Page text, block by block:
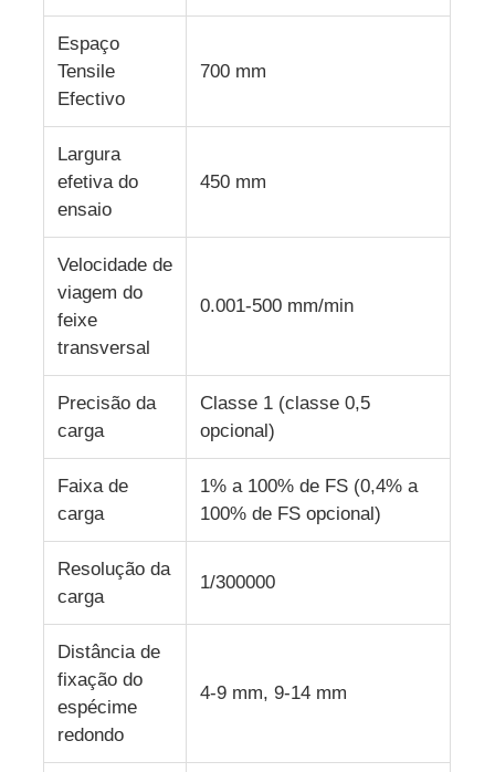
Controlador da temperatura e da umidade
verificador da dureza
Espaço
Tensile
Efectivo
700 mm
Largura
efetiva do
ensaio
450 mm
Velocidade de
viagem do
feixe
transversal
0.001-500 mm/min
Precisão da
carga
Classe 1 (classe 0,5
opcional)
Faixa de
carga
1% a 100% de FS (0,4% a
100% de FS opcional)
Resolução da
carga
1/300000
Distância de
fixação do
espécime
redondo
4-9 mm, 9-14 mm